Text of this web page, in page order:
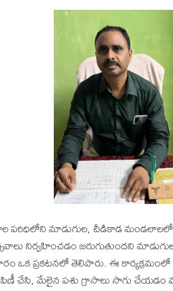
పరిధిలోని మాడుగుల, చీడికాడ
నిర్వహించడం జరుగుతుందని
ఒక ప్రకటనలో తెలిపారు. ఈ కార్యక్రమంలో
చేసి, మేలైన పశు గ్రాసాలు సాగు చేయడం